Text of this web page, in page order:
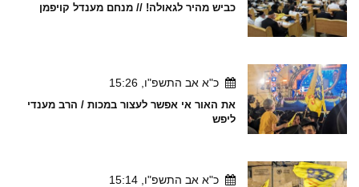
כביש מהיר לגאולה! // מנחם מענדל קויפמן
כ"א אב התשפ"ו, 15:26
את האור אי אפשר לעצור במכות / הרב מענדי
ליפש
כ"א אב התשפ"ו, 15:14